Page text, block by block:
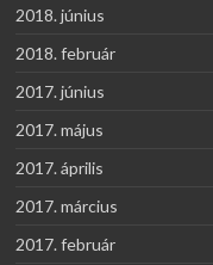
2018. június
2018. február
2017. június
2017. május
2017. április
2017. március
2017. február